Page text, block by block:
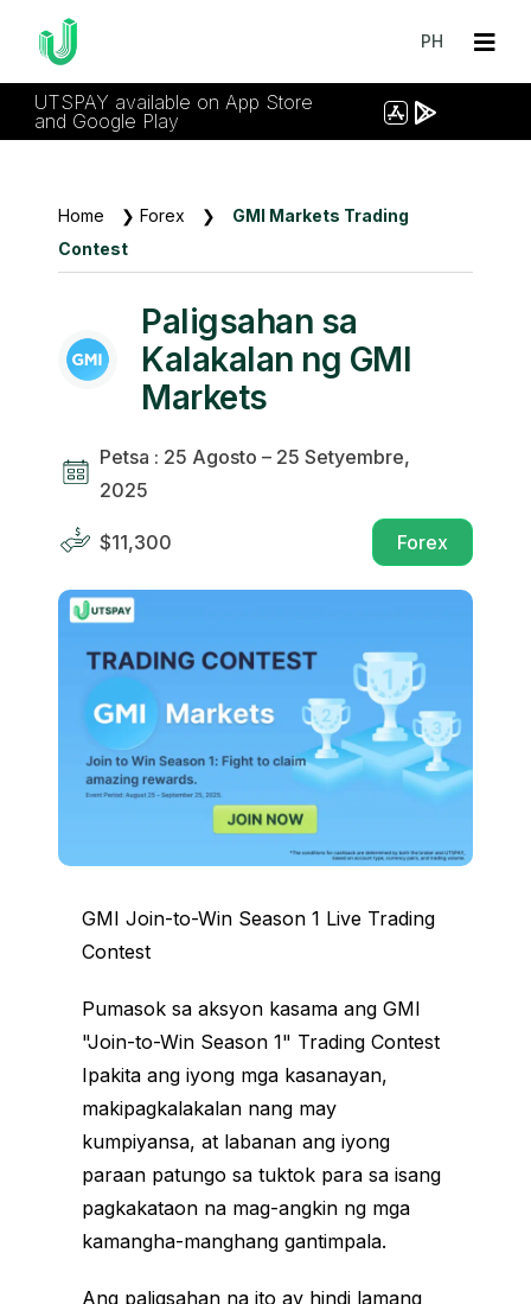
PH
UTSPAY available on App Store
and Google Play
Home ❯ Forex ❯
GMI Markets Trading
Contest
Paligsahan sa
Kalakalan ng GMI
Markets
Petsa : 25 Agosto – 25 Setyembre,
2025
$11,300 Forex
GMI Join-to-Win Season 1 Live Trading
Contest
Pumasok sa aksyon kasama ang GMI
"Join-to-Win Season 1" Trading Contest
Ipakita ang iyong mga kasanayan,
makipagkalakalan nang may
kumpiyansa, at labanan ang iyong
paraan patungo sa tuktok para sa isang
pagkakataon na mag-angkin ng mga
kamangha-manghang gantimpala.
Ang paligsahan na ito ay hindi lamang